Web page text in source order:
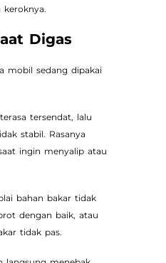
keroknya.
Digas
mobil sedang dipakai
tersendat, lalu
stabil. Rasanya
ingin menyalip atau
bahan bakar tidak
dengan baik, atau
tidak pas.